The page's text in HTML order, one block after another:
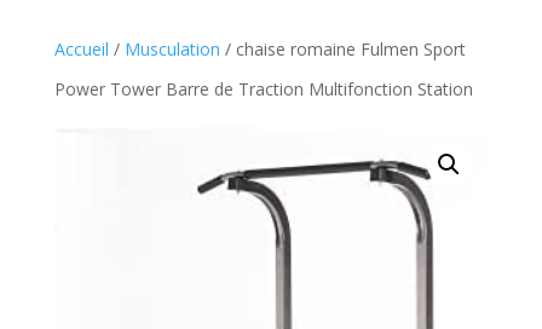
Accueil / Musculation / chaise romaine Fulmen Sport
Power Tower Barre de Traction Multifonction Station